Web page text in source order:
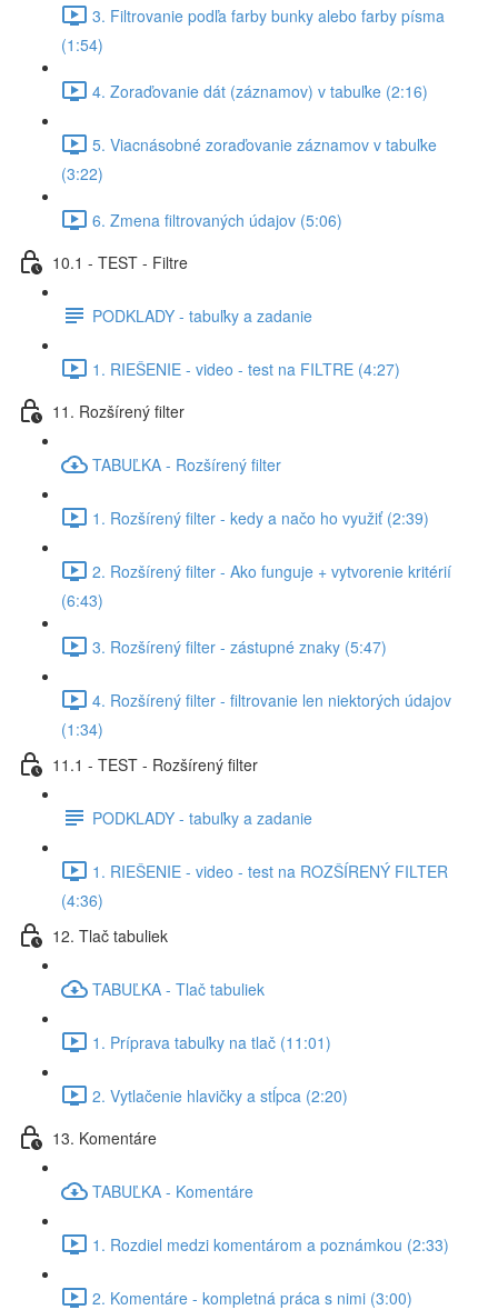
3. Filtrovanie podľa farby bunky alebo farby písma
(1:54)
4. Zoraďovanie dát (záznamov) v tabuľke (2:16)
5. Viacnásobné zoraďovanie záznamov v tabuľke
(3:22)
6. Zmena filtrovaných údajov (5:06)
10.1 - TEST - Filtre
PODKLADY - tabuľky a zadanie
1. RIEŠENIE - video - test na FILTRE (4:27)
11. Rozšírený filter
TABUĽKA - Rozšírený filter
1. Rozšírený filter - kedy a načo ho využiť (2:39)
2. Rozšírený filter - Ako funguje + vytvorenie kritérií
(6:43)
3. Rozšírený filter - zástupné znaky (5:47)
4. Rozšírený filter - filtrovanie len niektorých údajov
(1:34)
11.1 - TEST - Rozšírený filter
PODKLADY - tabuľky a zadanie
1. RIEŠENIE - video - test na ROZŠÍRENÝ FILTER
(4:36)
12. Tlač tabuliek
TABUĽKA - Tlač tabuliek
1. Príprava tabuľky na tlač (11:01)
2. Vytlačenie hlavičky a stĺpca (2:20)
13. Komentáre
TABUĽKA - Komentáre
1. Rozdiel medzi komentárom a poznámkou (2:33)
2. Komentáre - kompletná práca s nimi (3:00)